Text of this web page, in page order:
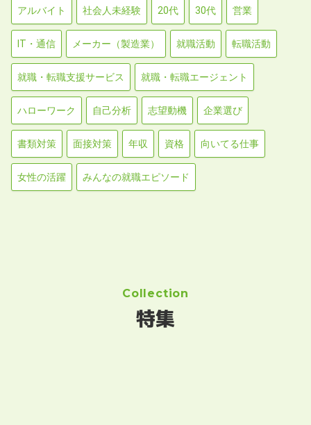
アルバイト 社会人未経験 20代 30代 営業
IT・通信 メーカー（製造業） 就職活動 転職活動
就職・転職支援サービス 就職・転職エージェント
ハローワーク 自己分析 志望動機 企業選び
書類対策 面接対策 年収 資格 向いてる仕事
女性の活躍 みんなの就職エピソード
Collection
特集